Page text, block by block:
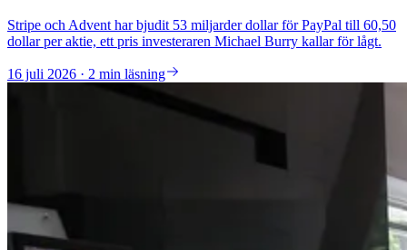
Stripe och Advent har bjudit 53 miljarder dollar för PayPal till 60,50
dollar per aktie, ett pris investeraren Michael Burry kallar för lågt.
16 juli 2026 · 2 min läsning